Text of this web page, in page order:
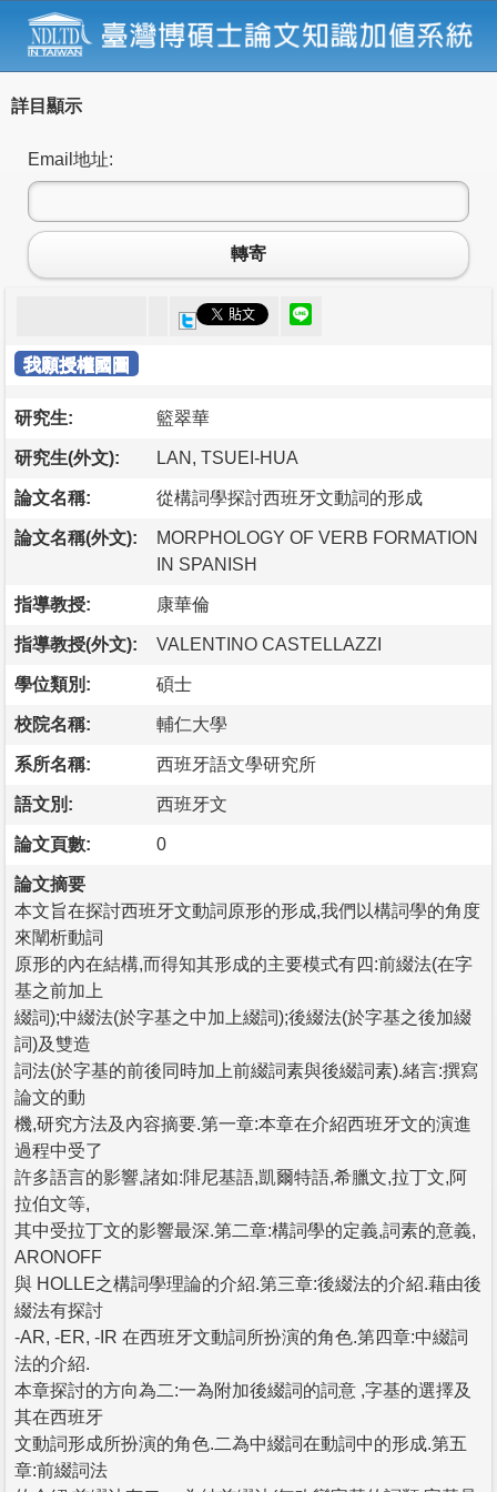
詳目顯示
Email地址:
轉寄
我願授權國圖
研究生: 籃翠華
研究生(外文): LAN, TSUEI-HUA
論文名稱: 從構詞學探討西班牙文動詞的形成
論文名稱(外文):
MORPHOLOGY OF VERB FORMATION
IN SPANISH
指導教授: 康華倫
指導教授(外文): VALENTINO CASTELLAZZI
學位類別: 碩士
校院名稱: 輔仁大學
系所名稱: 西班牙語文學研究所
語文別: 西班牙文
論文頁數: 0
論文摘要
本文旨在探討西班牙文動詞原形的形成,我們以構詞學的角度
來闡析動詞
原形的內在結構,而得知其形成的主要模式有四:前綴法(在字
基之前加上
綴詞);中綴法(於字基之中加上綴詞);後綴法(於字基之後加綴
詞)及雙造
詞法(於字基的前後同時加上前綴詞素與後綴詞素).緒言:撰寫
論文的動
機,研究方法及內容摘要.第一章:本章在介紹西班牙文的演進
過程中受了
許多語言的影響,諸如:陫尼基語,凱爾特語,希臘文,拉丁文,阿
拉伯文等,
其中受拉丁文的影響最深.第二章:構詞學的定義,詞素的意義,
ARONOFF
與 HOLLE之構詞學理論的介紹.第三章:後綴法的介紹.藉由後
綴法有探討
-AR, -ER, -IR 在西班牙文動詞所扮演的角色.第四章:中綴詞
法的介紹.
本章探討的方向為二:一為附加後綴詞的詞意 ,字基的選擇及
其在西班牙
文動詞形成所扮演的角色.二為中綴詞在動詞中的形成.第五
章:前綴詞法